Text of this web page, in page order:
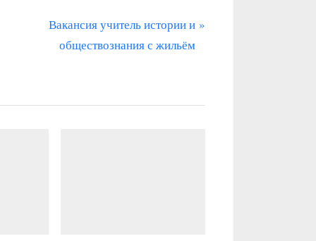
С
у
Вакансия учитель истории и
обществознания с жильём